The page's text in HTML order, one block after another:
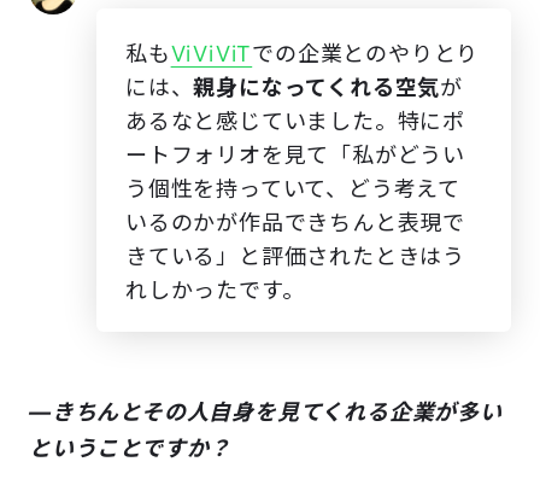
私もViViViTでの企業とのやりとり
には、親身になってくれる空気が
あるなと感じていました。特にポ
ートフォリオを見て「私がどうい
う個性を持っていて、どう考えて
いるのかが作品できちんと表現で
きている」と評価されたときはう
れしかったです。
―きちんとその人自身を見てくれる企業が多い
ということですか？